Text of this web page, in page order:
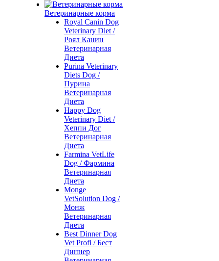
Ветеринарные корма
Royal Canin Dog
Veterinary Diet /
Роял Канин
Ветеринарная
Диета
Purina Veterinary
Diets Dog /
Пурина
Ветеринарная
Диета
Happy Dog
Veterinary Diet /
Хеппи Дог
Ветеринарная
Диета
Farmina VetLife
Dog / Фармина
Ветеринарная
Диета
Monge
VetSolution Dog /
Монж
Ветеринарная
Диета
Best Dinner Dog
Vet Profi / Бест
Диннер